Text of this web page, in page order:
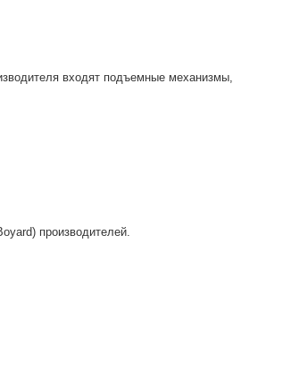
входят подъемные механизмы,
производителей.